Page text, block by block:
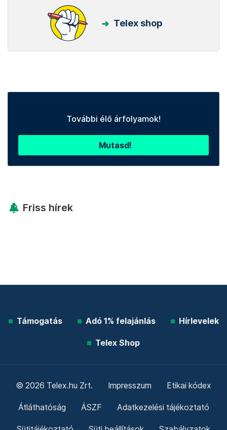
Telex shop
További élő árfolyamok!
Mutasd!
Friss hírek
Támogatás Adó 1% felajánlás Hírlevelek
Telex Shop
© 2026 Telex.hu Zrt. Impresszum Etikai kódex
Átláthatóság ÁSZF Adatkezelési tájékoztató